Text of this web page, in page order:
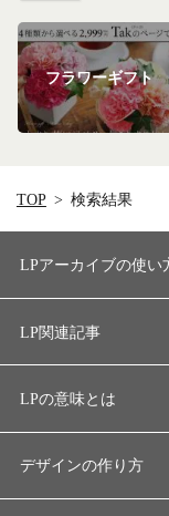
フラワーギフト
TOP 検索結果
LPアーカイブの使い
LP関連記事
LPの意味とは
デザインの作り方